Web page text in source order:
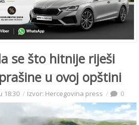
se što hitnije riješi
u ovoj opštini
18:30 Izvor: Hercegovina press 0